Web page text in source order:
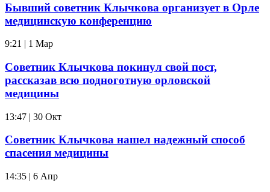
Бывший советник Клычкова организует в Орле
медицинскую конференцию
9:21 | 1 Мар
Советник Клычкова покинул свой пост,
рассказав всю подноготную орловской
медицины
13:47 | 30 Окт
Советник Клычкова нашел надежный способ
спасения медицины
14:35 | 6 Апр